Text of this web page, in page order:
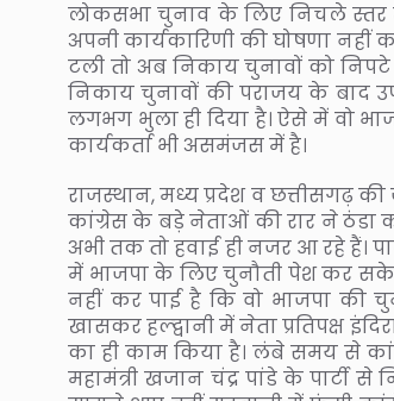
लोकसभा चुनाव के लिए निचले स्तर
अपनी कार्यकारिणी की घोषणा नहीं
टली तो अब निकाय चुनावों को
निकाय चुनावों की पराजय के बाद
लगभग भुला ही दिया है। ऐसे में वो
कार्यकर्ता भी असमंजस में है।
राजस्थान, मध्य प्रदेश व छत्तीसगढ़
कांग्रेस के बड़े नेताओं की रार ने ठंडा
अभी तक तो हवाई ही नजर आ रहे हैं।
में भाजपा के लिए चुनौती पेश कर
नहीं कर पाई है कि वो भाजपा की
खासकर हल्द्वानी में नेता प्रतिपक्ष
का ही काम किया है। लंबे समय से
महामंत्री खजान चंद्र पांडे के पार्टी